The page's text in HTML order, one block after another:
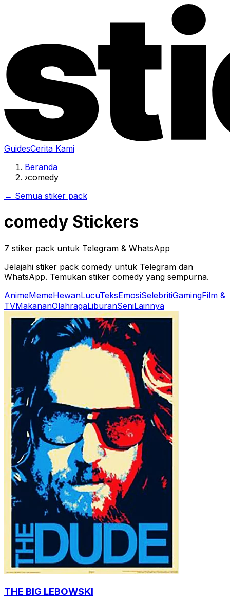
GuidesCerita Kami
Beranda
›comedy
← Semua stiker pack
comedy Stickers
7 stiker pack untuk Telegram & WhatsApp
Jelajahi stiker pack comedy untuk Telegram dan
WhatsApp. Temukan stiker comedy yang sempurna.
AnimeMemeHewanLucuTeksEmosiSelebritiGamingFilm &
TVMakananOlahragaLiburanSeniLainnya
THE BIG LEBOWSKI